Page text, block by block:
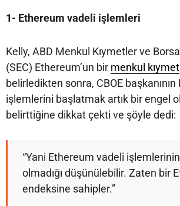
1- Ethereum vadeli işlemleri
Kelly, ABD Menkul Kıymetler ve
(SEC) Ethereum’un bir menkul kıymet
belirledikten sonra, CBOE
işlemlerini başlatmak artık bir engel
belirttiğine dikkat çekti ve şöyle dedi:
“Yani Ethereum vadeli
olmadığı düşünülebilir. Zaten bir
endeksine sahipler.”